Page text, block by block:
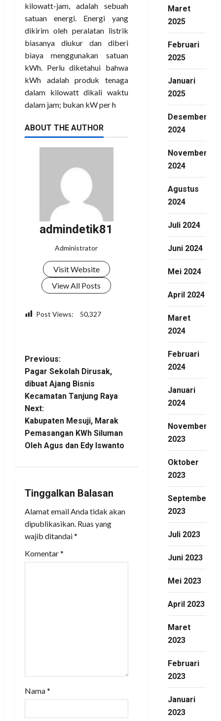
kilowatt-jam, adalah sebuah
satuan energi. Energi yang
dikirim oleh peralatan listrik
biasanya diukur dan diberi
biaya menggunakan satuan
kWh. Perlu diketahui bahwa
kWh adalah produk tenaga
dalam kilowatt dikali waktu
dalam jam; bukan kW per h
ABOUT THE AUTHOR
admindetik81
Administrator
Visit Website
View All Posts
Post Views: 50,327
P
o
s
t
n
v
i
g
a
Previous:
Pagar Sekolah Dirusak,
dibuat Ajang Bisnis
Kecamatan Tanjung Raya
Next:
Kabupaten Mesuji, Marak
Pemasangan KWh Siluman
Oleh Agus dan Edy Iswanto
Tinggalkan Balasan
Alamat email Anda tidak akan
dipublikasikan. Ruas yang
wajib ditandai*
Komentar*
Nama*
Maret
2025
Februari
2025
Januari
2025
Desember
2024
November
2024
Agustus
2024
Juli 2024
Juni 2024
Mei 2024
April 2024
Maret
2024
Februari
2024
Januari
2024
November
2023
Oktober
2023
September
2023
Juli 2023
Juni 2023
Mei 2023
April 2023
Maret
2023
Februari
2023
Januari
2023